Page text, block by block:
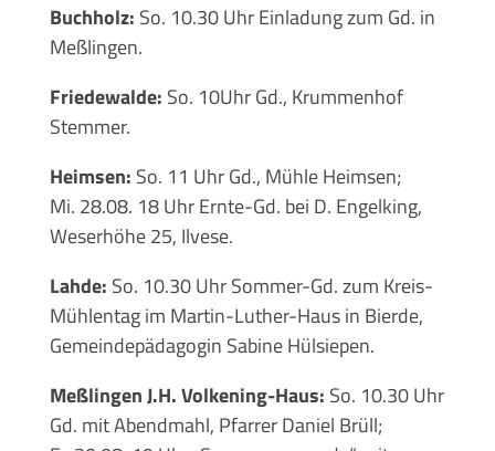
Buchholz: So. 10.30 Uhr Einladung zum Gd. in
Meßlingen.
Friedewalde: So. 10Uhr Gd., Krummenhof
Stemmer.
Heimsen: So. 11 Uhr Gd., Mühle Heimsen;
Mi. 28.08. 18 Uhr Ernte-Gd. bei D. Engelking,
Weserhöhe 25, Ilvese.
Lahde: So. 10.30 Uhr Sommer-Gd. zum Kreis-
Mühlentag im Martin-Luther-Haus in Bierde,
Gemeindepädagogin Sabine Hülsiepen.
Meßlingen J.H. Volkening-Haus: So. 10.30 Uhr
Gd. mit Abendmahl, Pfarrer Daniel Brüll;